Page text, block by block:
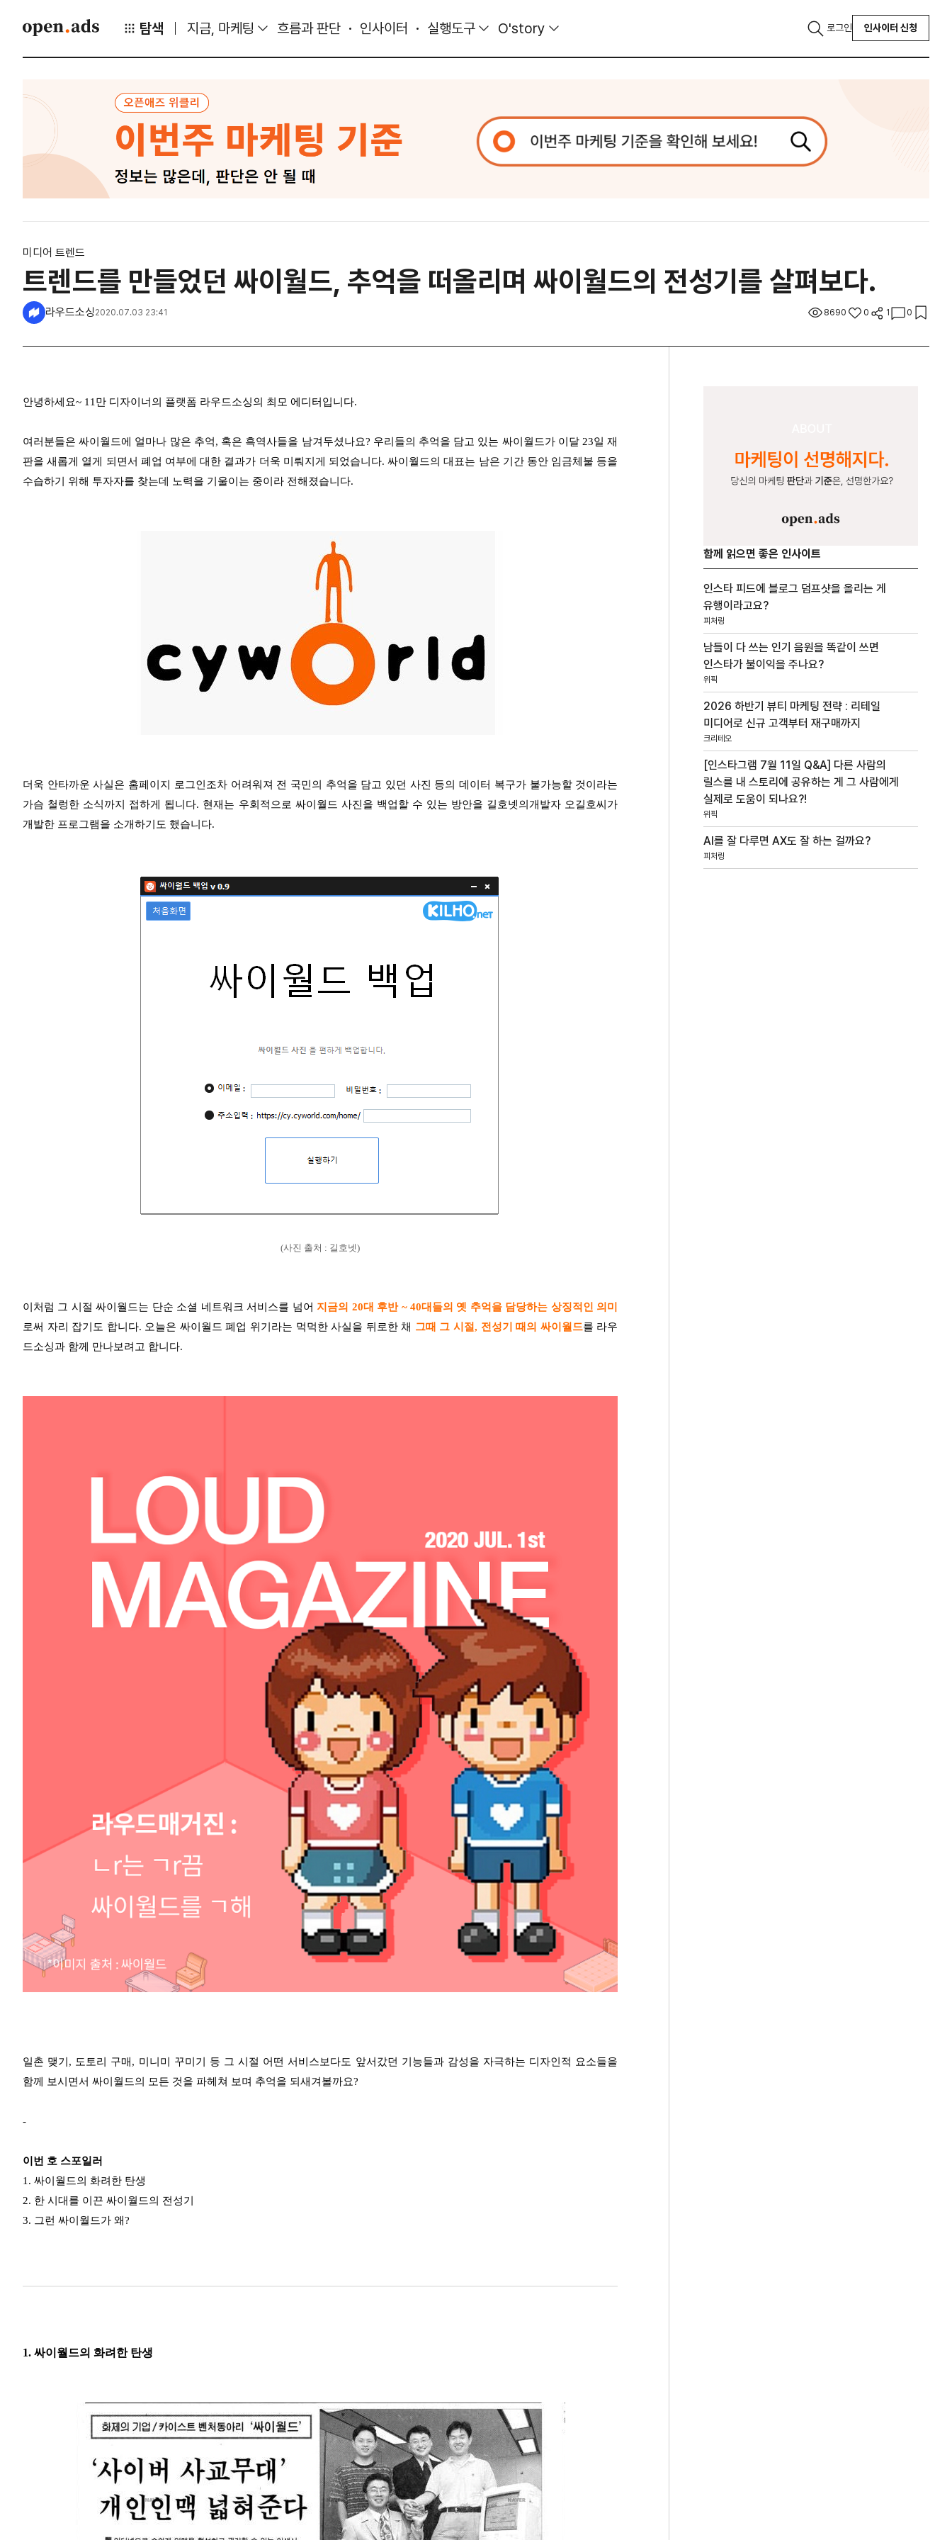
탐색 지금, 마케팅 흐름과 판단 인사이터 실행도구 O'story 로그인 인사이터 신청
미디어 트렌드
트렌드를 만들었던 싸이월드, 추억을 떠올리며 싸이월드의 전성기를 살펴보다.
라우드소싱2020.07.03 23:41 8690 0 1 0
안녕하세요~ 11만 디자이너의 플랫폼 라우드소싱의 최모 에디터입니다.
여러분들은 싸이월드에 얼마나 많은 추억, 혹은 흑역사들을 남겨두셨나요? 우리들의 추억을 담고 있는 싸이월드가 이달 23일 재
판을 새롭게 열게 되면서 폐업 여부에 대한 결과가 더욱 미뤄지게 되었습니다. 싸이월드의 대표는 남은 기간 동안 임금체불 등을
수습하기 위해 투자자를 찾는데 노력을 기울이는 중이라 전해졌습니다.
더욱 안타까운 사실은 홈페이지 로그인조차 어려워져 전 국민의 추억을 담고 있던 사진 등의 데이터 복구가 불가능할 것이라는
가슴 철렁한 소식까지 접하게 됩니다. 현재는 우회적으로 싸이월드 사진을 백업할 수 있는 방안을 길호넷의개발자 오길호씨가
개발한 프로그램을 소개하기도 했습니다.
(사진 출처 : 길호넷)
이처럼 그 시절 싸이월드는 단순 소셜 네트워크 서비스를 넘어 지금의 20대 후반 ~ 40대들의 옛 추억을 담당하는 상징적인 의미
로써 자리 잡기도 합니다. 오늘은 싸이월드 폐업 위기라는 먹먹한 사실을 뒤로한 채 그때 그 시절, 전성기 때의 싸이월드를 라우
드소싱과 함께 만나보려고 합니다.
일촌 맺기, 도토리 구매, 미니미 꾸미기 등 그 시절 어떤 서비스보다도 앞서갔던 기능들과 감성을 자극하는 디자인적 요소들을
함께 보시면서 싸이월드의 모든 것을 파헤쳐 보며 추억을 되새겨볼까요?
-
이번 호 스포일러
1. 싸이월드의 화려한 탄생
2. 한 시대를 이끈 싸이월드의 전성기
3. 그런 싸이월드가 왜?
1. 싸이월드의 화려한 탄생
함께 읽으면 좋은 인사이트
인스타 피드에 블로그 덤프샷을 올리는 게
유행이라고요?
피처링
남들이 다 쓰는 인기 음원을 똑같이 쓰면
인스타가 불이익을 주나요?
위픽
2026 하반기 뷰티 마케팅 전략 : 리테일
미디어로 신규 고객부터 재구매까지
크리테오
[인스타그램 7월 11일 Q&A] 다른 사람의
릴스를 내 스토리에 공유하는 게 그 사람에게
실제로 도움이 되나요?!
위픽
AI를 잘 다루면 AX도 잘 하는 걸까요?
피처링